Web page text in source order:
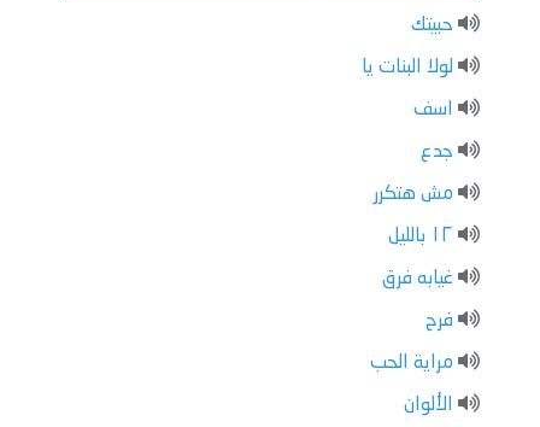
حبيتك
لولا البنات يا
اسف
جدع
مش هتكرر
١٢ بالليل
غيابه فرق
فرح
مراية الحب
الألوان